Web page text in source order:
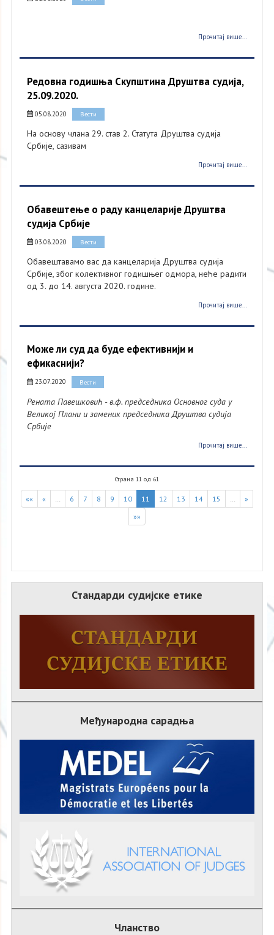
Прочитај више...
Редовна годишња Скупштина Друштва судија,
25.09.2020.
05.08.2020 Вести
На основу члана 29. став 2. Статута Друштва судија
Србије, сазивам
Прочитај више...
Обавештење о раду канцеларије Друштва
судија Србије
03.08.2020 Вести
Обавештавамо вас да канцеларија Друштва судија
Србије, због колективног годишњег одмора, неће радити
од 3. до 14. августа 2020. године.
Прочитај више...
Може ли суд да буде ефективнији и
ефикаснији?
23.07.2020 Вести
Рената Павешковић - в.ф. председника Основног суда у
Великој Плани и заменик председника Друштва судија
Србије
Прочитај више...
Страна 11 од 61
«« « 6 7 8 9 10 11 12 13 14 15
»
»»
Стандарди судијске етике
Међународна сарадња
Чланство